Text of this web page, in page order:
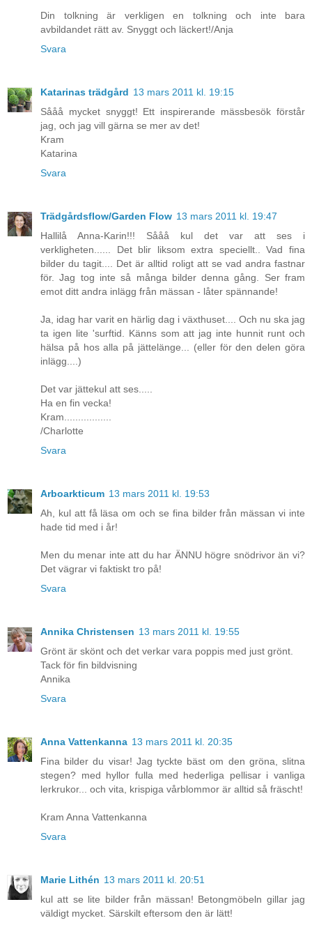
Din tolkning är verkligen en tolkning och inte bara
avbildandet rätt av. Snyggt och läckert!/Anja
Svara
Katarinas trädgård 13 mars 2011 kl. 19:15
Sååå mycket snyggt! Ett inspirerande mässbesök förstår
jag, och jag vill gärna se mer av det!
Kram
Katarina
Svara
Trädgårdsflow/Garden Flow 13 mars 2011 kl. 19:47
Hallilå Anna-Karin!!! Sååå kul det var att ses i
verkligheten...... Det blir liksom extra speciellt.. Vad fina
bilder du tagit.... Det är alltid roligt att se vad andra fastnar
för. Jag tog inte så många bilder denna gång. Ser fram
emot ditt andra inlägg från mässan - låter spännande!
Ja, idag har varit en härlig dag i växthuset.... Och nu ska jag
ta igen lite 'surftid. Känns som att jag inte hunnit runt och
hälsa på hos alla på jättelänge... (eller för den delen göra
inlägg....)
Det var jättekul att ses.....
Ha en fin vecka!
Kram.................
/Charlotte
Svara
Arboarkticum 13 mars 2011 kl. 19:53
Ah, kul att få läsa om och se fina bilder från mässan vi inte
hade tid med i år!
Men du menar inte att du har ÄNNU högre snödrivor än vi?
Det vägrar vi faktiskt tro på!
Svara
Annika Christensen 13 mars 2011 kl. 19:55
Grönt är skönt och det verkar vara poppis med just grönt.
Tack för fin bildvisning
Annika
Svara
Anna Vattenkanna 13 mars 2011 kl. 20:35
Fina bilder du visar! Jag tyckte bäst om den gröna, slitna
stegen? med hyllor fulla med hederliga pellisar i vanliga
lerkrukor... och vita, krispiga vårblommor är alltid så fräscht!
Kram Anna Vattenkanna
Svara
Marie Lithén 13 mars 2011 kl. 20:51
kul att se lite bilder från mässan! Betongmöbeln gillar jag
väldigt mycket. Särskilt eftersom den är lätt!